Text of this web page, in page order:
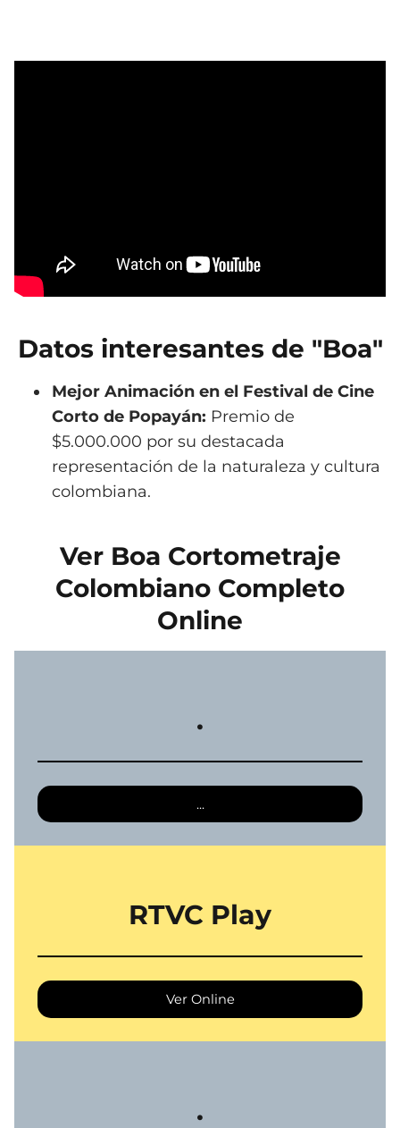
Datos interesantes de "Boa"
Mejor Animación en el Festival de Cine
Corto de Popayán: Premio de
$5.000.000 por su destacada
representación de la naturaleza y cultura
colombiana.
Ver Boa Cortometraje
Colombiano Completo
Online
.
...
RTVC Play
Ver Online
.